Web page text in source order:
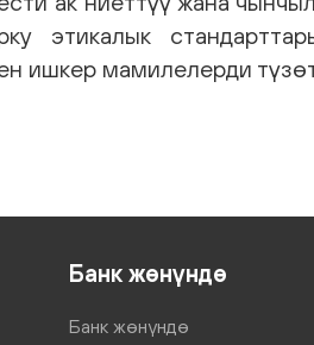
этикалык
ишкер мамилелерди
Банк жөнүндө
Банк жөнүндө